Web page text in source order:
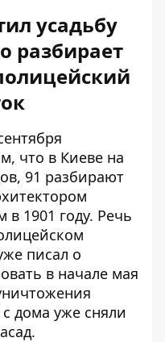
усадьбу
разбирает
что в Киеве на
91 разбирают
1901 году. Речь
писал о
в начале мая
дома уже сняли